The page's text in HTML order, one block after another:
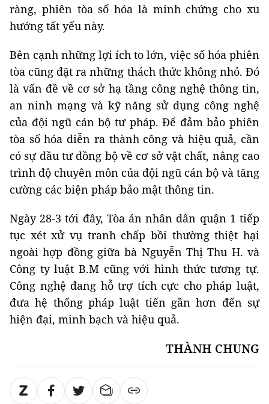
ràng, phiên tòa số hóa là minh chứng cho xu
hướng tất yếu này.
Bên cạnh những lợi ích to lớn, việc số hóa phiên
tòa cũng đặt ra những thách thức không nhỏ. Đó
là vấn đề về cơ sở hạ tầng công nghệ thông tin,
an ninh mạng và kỹ năng sử dụng công nghệ
của đội ngũ cán bộ tư pháp. Để đảm bảo phiên
tòa số hóa diễn ra thành công và hiệu quả, cần
có sự đầu tư đồng bộ về cơ sở vật chất, nâng cao
trình độ chuyên môn của đội ngũ cán bộ và tăng
cường các biện pháp bảo mật thông tin.
Ngày 28-3 tới đây, Tòa án nhân dân quận 1 tiếp
tục xét xử vụ tranh chấp bồi thường thiệt hại
ngoài hợp đồng giữa bà Nguyễn Thị Thu H. và
Công ty luật B.M cũng với hình thức tương tự.
Công nghệ đang hỗ trợ tích cực cho pháp luật,
đưa hệ thống pháp luật tiến gần hơn đến sự
hiện đại, minh bạch và hiệu quả.
THÀNH CHUNG